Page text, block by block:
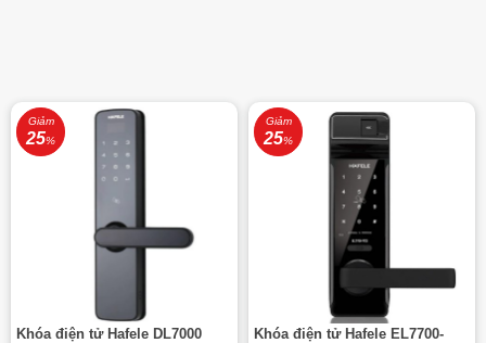
Giảm
25%
Khóa điện tử Hafele DL7000
Giảm
25%
Khóa điện tử Hafele EL7700-